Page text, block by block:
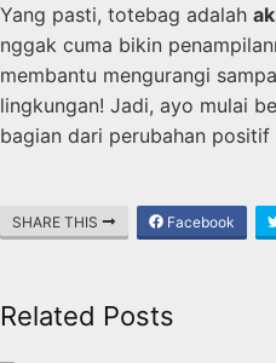
Yang pasti, totebag adalah
nggak cuma bikin
membantu mengurangi
lingkungan! Jadi, ayo mulai
bagian dari perubahan
SHARE THIS Facebook
Related Posts